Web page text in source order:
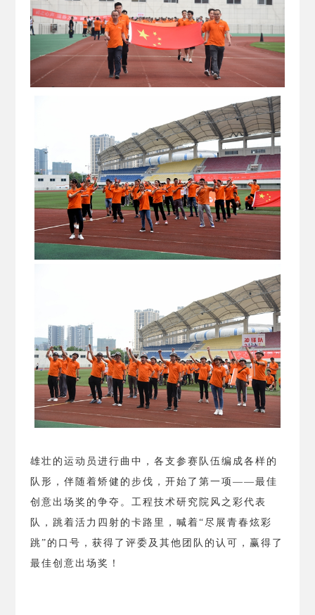
雄壮的运动员进行曲中，各支参赛队伍编成各样的
队形，伴随着矫健的步伐，开始了第一项——最佳
创意出场奖的争夺。工程技术研究院风之彩代表
队，跳着活力四射的卡路里，喊着“尽展青春炫彩
跳”的口号，获得了评委及其他团队的认可，赢得了
最佳创意出场奖！